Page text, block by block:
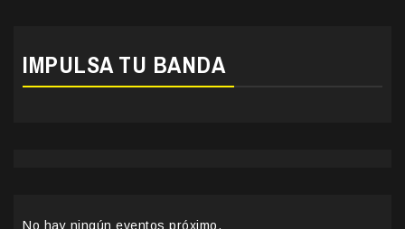
IMPULSA TU BANDA
No hay ningún eventos próximo.